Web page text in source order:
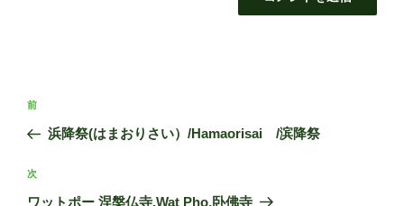
投
ナ
ビ
ゲ
前
の
稿
前
浜降祭(はまおりさい）/Hamaorisai /滨降祭
次
の
次
ワットポー 涅槃仏寺,Wat Pho,卧佛寺